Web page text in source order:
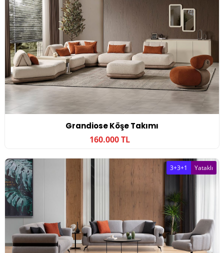
Grandiose Köşe Takımı
160.000 TL
3+3+1 Yataklı